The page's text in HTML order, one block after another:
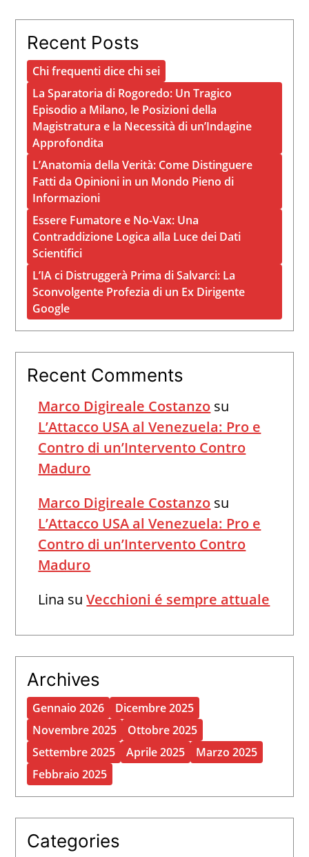
Recent Posts
Chi frequenti dice chi sei
La Sparatoria di Rogoredo: Un Tragico
Episodio a Milano, le Posizioni della
Magistratura e la Necessità di un’Indagine
Approfondita
L’Anatomia della Verità: Come Distinguere
Fatti da Opinioni in un Mondo Pieno di
Informazioni
Essere Fumatore e No-Vax: Una
Contraddizione Logica alla Luce dei Dati
Scientifici
L’IA ci Distruggerà Prima di Salvarci: La
Sconvolgente Profezia di un Ex Dirigente
Google
Recent Comments
Marco Digireale Costanzo su
L’Attacco USA al Venezuela: Pro e
Contro di un’Intervento Contro
Maduro
Marco Digireale Costanzo su
L’Attacco USA al Venezuela: Pro e
Contro di un’Intervento Contro
Maduro
Lina suVecchioni é sempre attuale
Archives
Gennaio 2026
Dicembre 2025
Novembre 2025
Ottobre 2025
Settembre 2025
Aprile 2025
Marzo 2025
Febbraio 2025
Categories